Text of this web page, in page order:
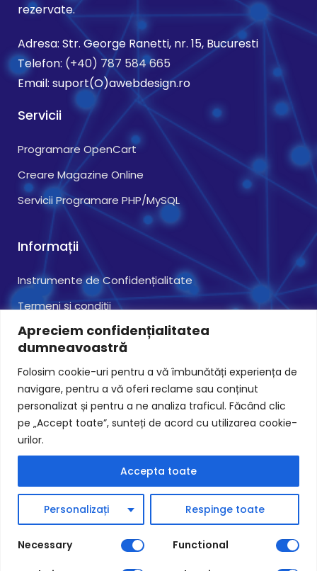
Apreciem confidențialitatea
dumneavoastră
Folosim cookie-uri pentru a vă îmbunătăți experiența de
navigare, pentru a vă oferi reclame sau conținut
personalizat și pentru a ne analiza traficul. Făcând clic
pe „Accept toate”, sunteți de acord cu utilizarea cookie-
urilor.
Personalizați Respinge toate
Accepta toate
Necessary Functional
rezervate.
Adresa: Str. George Ranetti, nr. 15, Bucuresti
Telefon: (+40) 787 584 665
Email: suport(O)awebdesign.ro
Servicii
Programare OpenCart
Creare Magazine Online
Servicii Programare PHP/MySQL
Informații
Instrumente de Confidențialitate
Termeni și condiții
Politica Cookie-uri
Prelucrarea Datelor
Contact
Contactează-ne
Despre Noi
Cariere